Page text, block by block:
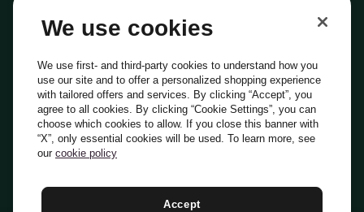
Everli Shoppers
About Us
Everli News
Domande frequenti
Lavora con noi
Diventa Shopper
Investitori
PrivacyCookiePreferenze Cookie
Termini e CondizioniCodice Etico
Indirizzo PEC: everli@pec.it - indirizzo DPO: dpo@everli.com
Italiano
We use cookies
We use first- and third-party cookies to understand how you
use our site and to offer a personalized shopping experience
with tailored offers and services. By clicking “Accept”, you
agree to all cookies. By clicking “Cookie Settings”, you can
choose which cookies to allow. If you close this banner with
“X”, only essential cookies will be used. To learn more, see
our cookie policy
Accept